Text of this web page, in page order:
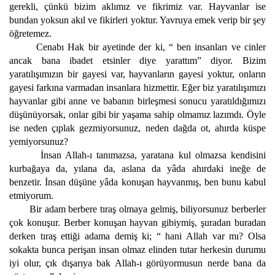
gerekli, çünkü bizim aklımız ve fikrimiz var. Hayvanlar ise
bundan yoksun akıl ve fikirleri yoktur. Yavruya emek verip bir şey
öğretemez.
Cenabı Hak bir ayetinde der ki, “ ben insanları ve cinler
ancak bana ibadet etsinler diye yarattım” diyor. Bizim
yaratılışımızın bir gayesi var, hayvanların gayesi yoktur, onların
gayesi farkına varmadan insanlara hizmettir. Eğer biz yaratılışımızı
hayvanlar gibi anne ve babanın birleşmesi sonucu yaratıldığımızı
düşünüyorsak, onlar gibi bir yaşama sahip olmamız lazımdı. Öyle
ise neden çıplak gezmiyorsunuz, neden dağda ot, ahırda küspe
yemiyorsunuz?
İnsan Allah-ı tanımazsa, yaratana kul olmazsa kendisini
kurbağaya da, yılana da, aslana da yâda ahırdaki ineğe de
benzetir. İnsan düşüne yâda konuşan hayvanmış, ben bunu kabul
etmiyorum.
Bir adam berbere tıraş olmaya gelmiş, biliyorsunuz berberler
çok konuşur. Berber konuşan hayvan gibiymiş, şuradan buradan
derken tıraş ettiği adama demiş ki; “ hani Allah var mı? Olsa
sokakta bunca perişan insan olmaz elinden tutar herkesin durumu
iyi olur, çık dışarıya bak Allah-ı görüyormusun nerde bana da